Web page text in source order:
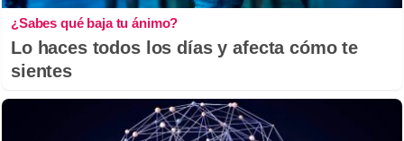
¿Sabes qué baja tu ánimo?
Lo haces todos los días y afecta cómo te
sientes